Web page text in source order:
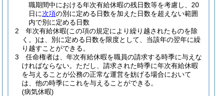
職期間中における年次有給休暇の残日数等を考慮し、20
日に次項の別に定める日数を加えた日数を超えない範囲
内で別に定める日数
2
年次有給休暇(この項の規定により繰り越されたものを除
く。)は、別に定める日数を限度として、当該年の翌年に繰
り越すことができる。
3
任命権者は、年次有給休暇を職員の請求する時季に与えな
ければならない。 ただし、請求された時季に年次有給休暇
を与えることが公務の正常な運営を妨げる場合において
は、他の時季にこれを与えることができる。
(病気休暇)